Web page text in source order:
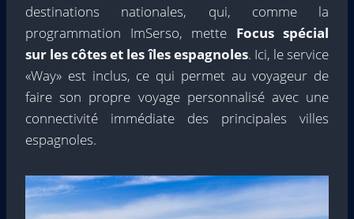
destinations nationales, qui, comme la
programmation ImSerso, mette Focus spécial
sur les côtes et les îles espagnoles. Ici, le service
«Way» est inclus, ce qui permet au voyageur de
faire son propre voyage personnalisé avec une
connectivité immédiate des principales villes
espagnoles.